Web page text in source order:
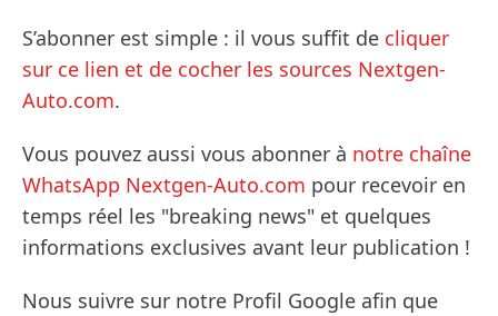
S’abonner est simple : il vous suffit de cliquer
sur ce lien et de cocher les sources Nextgen-
Auto.com.
Vous pouvez aussi vous abonner à notre chaîne
WhatsApp Nextgen-Auto.com pour recevoir en
temps réel les "breaking news" et quelques
informations exclusives avant leur publication !
Nous suivre sur notre Profil Google afin que